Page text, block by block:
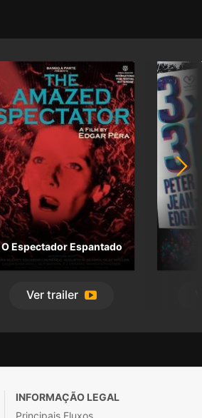
O Espectador Espantado
Ver trailer
INFORMAÇÃO LEGAL
Principais Fluxos